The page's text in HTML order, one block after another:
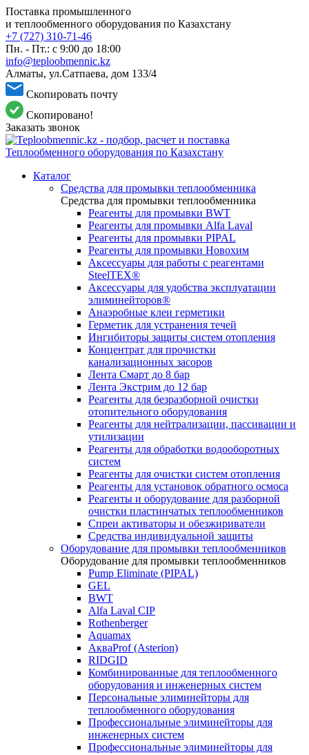
Поставка промышленного
и теплообменного оборудования по Казахстану
+7 (727) 310-71-46
Пн. - Пт.: с 9:00 до 18:00
info@teploobmennic.kz
Алматы, ул.Сатпаева, дом 133/4
Скопировать почту
Скопировано!
Заказать звонок
Каталог
Средства для промывки теплообменника
Средства для промывки теплообменника
Реагенты для промывки BWT
Реагенты для промывки Alfa Laval
Реагенты для промывки PIPAL
Реагенты для промывки Новохим
Аксессуары для работы с реагентами
SteelTEX®
Аксессуары для удобства эксплуатации
элиминейторов®
Анаэробные клеи герметики
Герметик для устранения течей
Ингибиторы защиты систем отопления
Концентрат для прочистки
канализационных засоров
Лента Смарт до 8 бар
Лента Экстрим до 12 бар
Реагенты для безразборной очистки
отопительного оборудования
Реагенты для нейтрализации, пассивации и
утилизации
Реагенты для обработки водооборотных
систем
Реагенты для очистки систем отопления
Реагенты для установок обратного осмоса
Реагенты и оборудование для разборной
очистки пластинчатых теплообменников
Спреи активаторы и обезжириватели
Средства индивидуальной защиты
Оборудование для промывки теплообменников
Оборудование для промывки теплообменников
Pump Eliminate (PIPAL)
GEL
BWT
Alfa Laval CIP
Rothenberger
Aquamax
АкваProf (Asterion)
RIDGID
Комбинированные для теплообменного
оборудования и инженерных систем
Персональные элиминейторы для
теплообменного оборудования
Профессиональные элиминейторы для
инженерных систем
Профессиональные элиминейторы для